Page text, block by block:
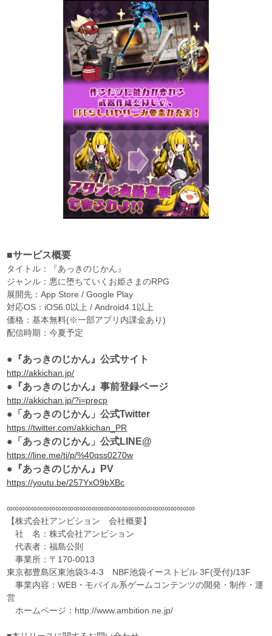
■サービス概要
タイトル：『あっきのじかん』
ジャンル：悪に堕ちていくお姫さまのRPG
展開先：App Store / Google Play
対応OS：iOS6.0以上 / Android4.1以上
価格：基本無料(※一部アプリ内課金あり)
配信時期：今夏予定
●『あっきのじかん』公式サイト
http://akkichan.jp/
●『あっきのじかん』事前登録ページ
http://akkichan.jp/?i=precp
●「あっきのじかん」公式Twitter
https://twitter.com/akkichan_PR
●「あっきのじかん」公式LINE@
https://line.me/ti/p/%40qss0270w
●『あっきのじかん』PV
https://youtu.be/257YxO9bXBc
∞∞∞∞∞∞∞∞∞∞∞∞∞∞∞∞∞∞∞∞∞∞∞∞∞∞∞∞∞∞∞
【株式会社アンビション 会社概要】
社 名：株式会社アンビション
代表者：福島公則
事業所：〒170-0013
東京都豊島区東池袋3-4-3 NBF池袋イーストビル 3F(受付)/13F
事業内容：WEB・モバイル系ゲームコンテンツの開発・制作・運
営
ホームページ：http://www.ambition.ne.jp/